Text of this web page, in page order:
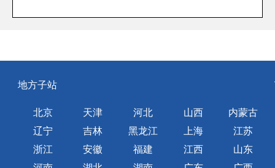
地方子站
北京 天津 河北 山西
内蒙古
辽宁
吉林 黑龙江 上海
江苏
浙江
安徽 福建 江西
山东